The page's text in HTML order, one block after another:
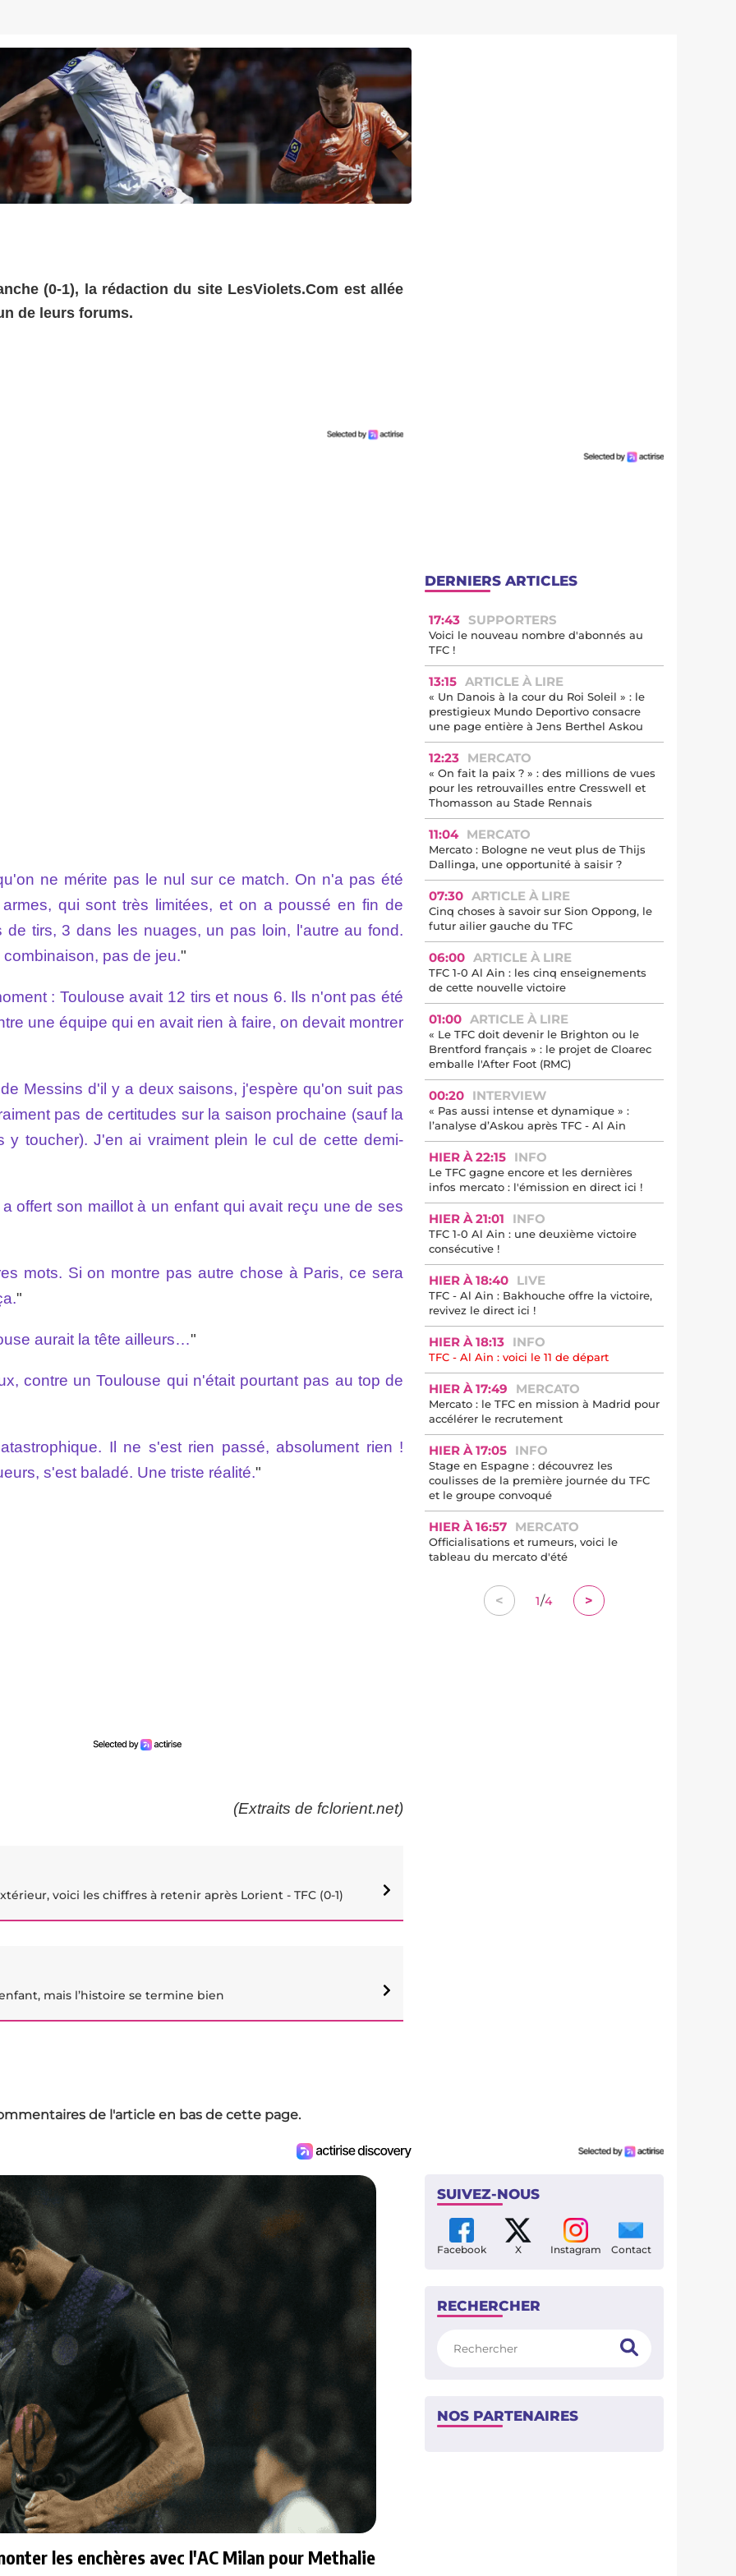
(0-1), la rédaction du site LesViolets.Com est allée
de leurs forums.
ne mérite pas le nul sur ce match. On n'a pas été
qui sont très limitées, et on a poussé en fin de
tirs, 3 dans les nuages, un pas loin, l'autre au fond.
pas de jeu."
: Toulouse avait 12 tirs et nous 6. Ils n'ont pas été
une équipe qui en avait rien à faire, on devait montrer
Messins d'il y a deux saisons, j'espère qu'on suit pas
pas de certitudes sur la saison prochaine (sauf la
y toucher). J'en ai vraiment plein le cul de cette demi-
offert son maillot à un enfant qui avait reçu une de ses
mots. Si on montre pas autre chose à Paris, ce sera
"
aurait la tête ailleurs…"
contre un Toulouse qui n'était pourtant pas au top de
Il ne s'est rien passé, absolument rien !
s'est baladé. Une triste réalité."
(Extraits de fclorient.net)
voici les chiffres à retenir après Lorient - TFC (0-1)
mais l’histoire se termine bien
de l'article en bas de cette page.
les enchères avec l'AC Milan pour Methalie
DERNIERS ARTICLES
17:43 SUPPORTERS
Voici le nouveau nombre d'abonnés au
TFC !
13:15 ARTICLE À LIRE
« Un Danois à la cour du Roi Soleil » : le
prestigieux Mundo Deportivo consacre
une page entière à Jens Berthel Askou
12:23 MERCATO
« On fait la paix ? » : des millions de vues
pour les retrouvailles entre Cresswell et
Thomasson au Stade Rennais
11:04 MERCATO
Mercato : Bologne ne veut plus de Thijs
Dallinga, une opportunité à saisir ?
07:30 ARTICLE À LIRE
Cinq choses à savoir sur Sion Oppong, le
futur ailier gauche du TFC
06:00 ARTICLE À LIRE
TFC 1-0 Al Ain : les cinq enseignements
de cette nouvelle victoire
01:00 ARTICLE À LIRE
« Le TFC doit devenir le Brighton ou le
Brentford français » : le projet de Cloarec
emballe l'After Foot (RMC)
00:20 INTERVIEW
« Pas aussi intense et dynamique » :
l’analyse d’Askou après TFC - Al Ain
HIER À 22:15 INFO
Le TFC gagne encore et les dernières
infos mercato : l'émission en direct ici !
HIER À 21:01 INFO
TFC 1-0 Al Ain : une deuxième victoire
consécutive !
HIER À 18:40 LIVE
TFC - Al Ain : Bakhouche offre la victoire,
revivez le direct ici !
HIER À 18:13 INFO
TFC - Al Ain : voici le 11 de départ
HIER À 17:49 MERCATO
Mercato : le TFC en mission à Madrid pour
accélérer le recrutement
HIER À 17:05 INFO
Stage en Espagne : découvrez les
coulisses de la première journée du TFC
et le groupe convoqué
HIER À 16:57 MERCATO
Officialisations et rumeurs, voici le
tableau du mercato d'été
< 1/4 >
SUIVEZ-NOUS
Facebook X Instagram Contact
RECHERCHER
NOS PARTENAIRES